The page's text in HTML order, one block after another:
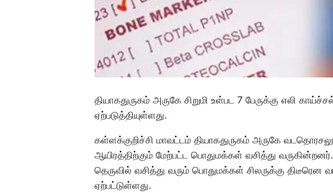
தியாகதுருகம் அருகே சிறுமி உள்பட 7 பேருக்கு எலி
ஏற்படுத்தியுள்ளது.
கள்ளக்குறிச்சி மாவட்டம் தியாகதுருகம் அருகே
ஆயிரத்திற்கும் மேற்பட்ட பொதுமக்கள் வசித்து
தெருவில் வசித்து வரும் பொதுமக்கள் சிலருக்கு திடீரென
ஏற்பட்டுள்ளது.